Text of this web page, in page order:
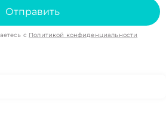
Отправить
с Политикой конфиденциальности